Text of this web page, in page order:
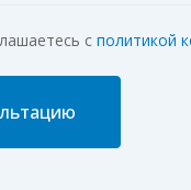
с политикой